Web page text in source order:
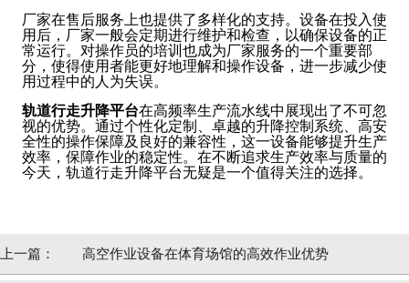
厂家在售后服务上也提供了多样化的支持。设备在投入使
用后，厂家一般会定期进行维护和检查，以确保设备的正
常运行。对操作员的培训也成为厂家服务的一个重要部
分，使得使用者能更好地理解和操作设备，进一步减少使
用过程中的人为失误。
轨道行走升降平台在高频率生产流水线中展现出了不可忽
视的优势。通过个性化定制、卓越的升降控制系统、高安
全性的操作保障及良好的兼容性，这一设备能够提升生产
效率，保障作业的稳定性。在不断追求生产效率与质量的
今天，轨道行走升降平台无疑是一个值得关注的选择。
上一篇： 高空作业设备在体育场馆的高效作业优势